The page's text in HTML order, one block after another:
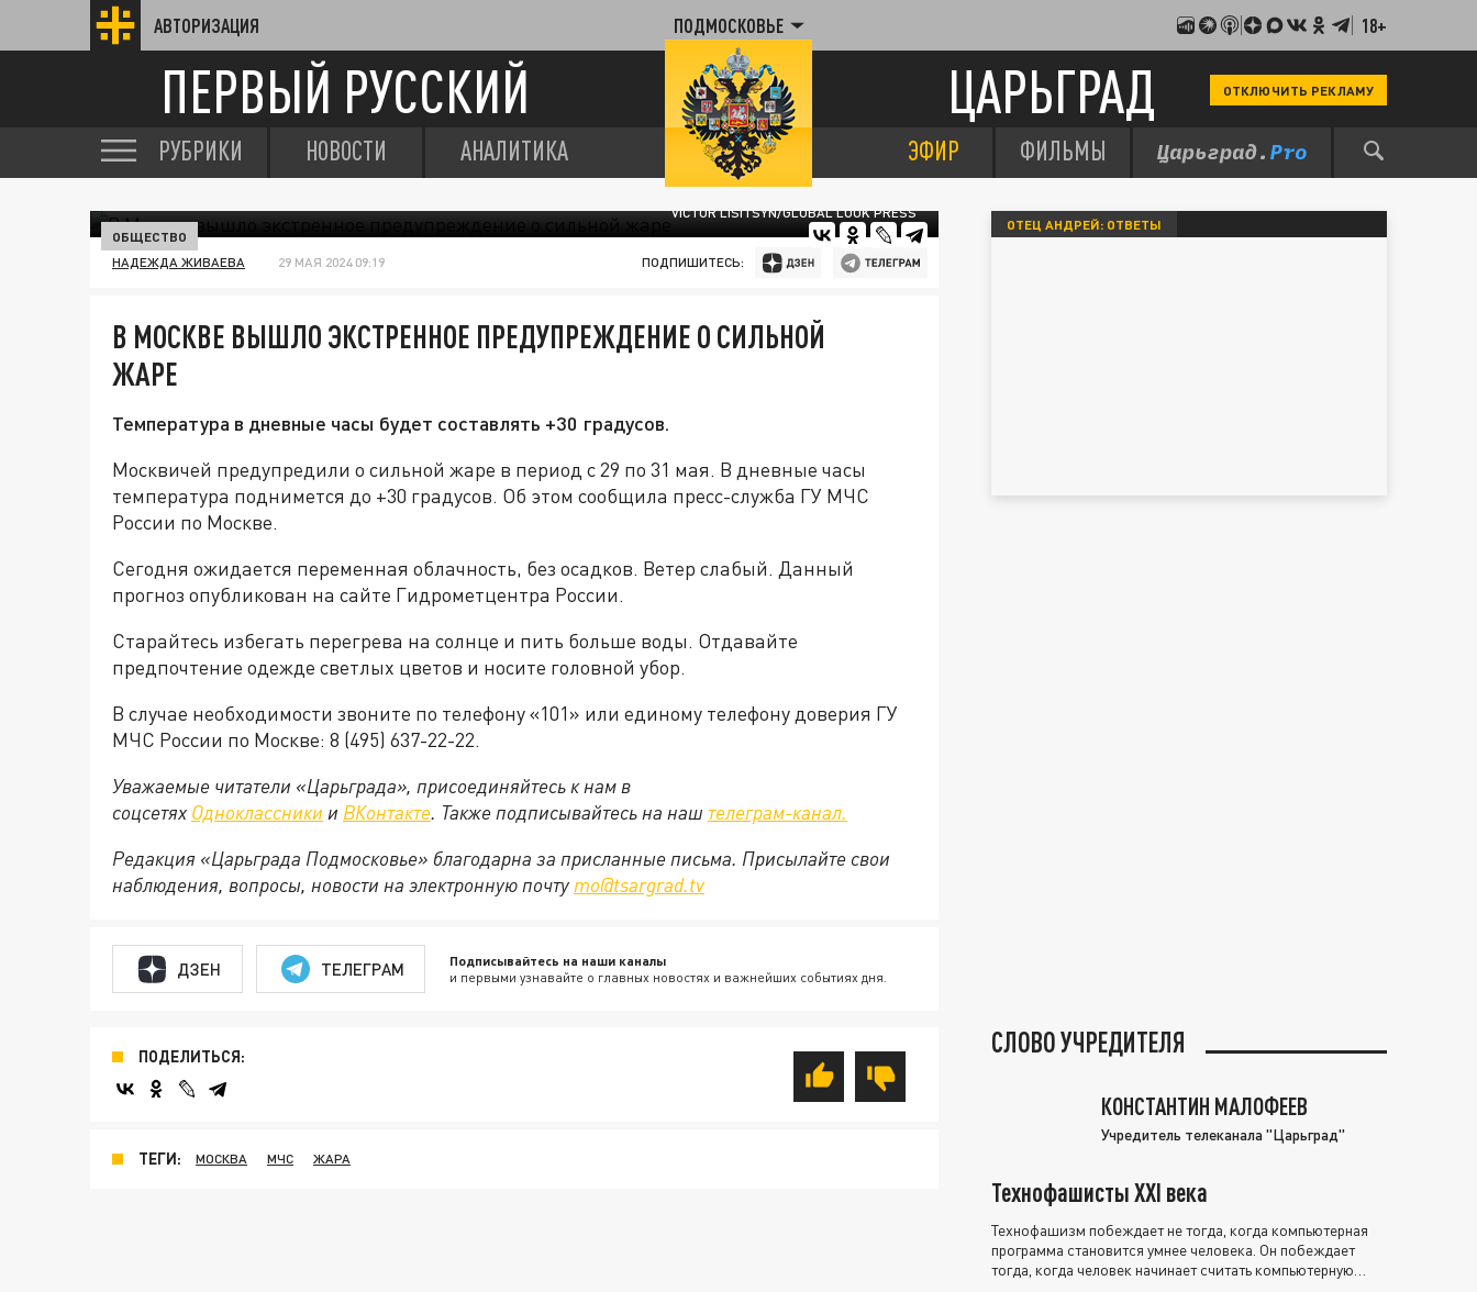
АВТОРИЗАЦИЯ ПОДМОСКОВЬЕ 18+
ПЕРВЫЙ РУССКИЙ ЦАРЬГРАД ОТКЛЮЧИТЬ РЕКЛАМУ
РУБРИКИ НОВОСТИ АНАЛИТИКА ЭФИР ФИЛЬМЫ
VICTOR LISITSYN/GLOBAL LOOK PRESS
ОБЩЕСТВО
НАДЕЖДА ЖИВАЕВА 29 МАЯ 2024 09:19 ПОДПИШИТЕСЬ:
В МОСКВЕ ВЫШЛО ЭКСТРЕННОЕ ПРЕДУПРЕЖДЕНИЕ О СИЛЬНОЙ
ЖАРЕ
Температура в дневные часы будет составлять +30 градусов.
Москвичей предупредили о сильной жаре в период с 29 по 31 мая. В дневные часы
температура поднимется до +30 градусов. Об этом сообщила пресс-служба ГУ МЧС
России по Москве.
Сегодня ожидается переменная облачность, без осадков. Ветер слабый. Данный
прогноз опубликован на сайте Гидрометцентра России.
Старайтесь избегать перегрева на солнце и пить больше воды. Отдавайте
предпочтение одежде светлых цветов и носите головной убор.
В случае необходимости звоните по телефону «101» или единому телефону доверия ГУ
МЧС России по Москве: 8 (495) 637-22-22.
Уважаемые читатели «Царьграда», присоединяйтесь к нам в
соцсетях Одноклассники и ВКонтакте. Также подписывайтесь на наш телеграм-канал.
Редакция «Царьграда Подмосковье» благодарна за присланные письма. Присылайте свои
наблюдения, вопросы, новости на электронную почту mo@tsargrad.tv
ДЗЕН ТЕЛЕГРАМ Подписывайтесь на наши каналы
и первыми узнавайте о главных новостях и важнейших событиях дня.
ПОДЕЛИТЬСЯ:
ТЕГИ: МОСКВА МЧС ЖАРА
ОТЕЦ АНДРЕЙ: ОТВЕТЫ
СЛОВО УЧРЕДИТЕЛЯ
КОНСТАНТИН МАЛОФЕЕВ
Учредитель телеканала "Царьград"
Технофашисты XXI века
Технофашизм побеждает не тогда, когда компьютерная
программа становится умнее человека. Он побеждает
тогда, когда человек начинает считать компьютерную